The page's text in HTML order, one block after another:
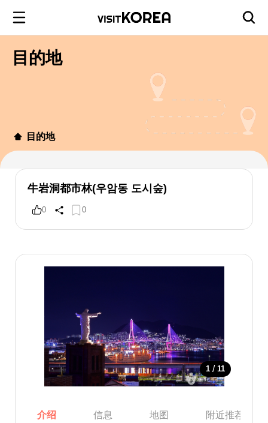
目的地
目的地
牛岩洞都市林(우암동 도시숲)
0 0
1 / 11
介绍 信息 地图 附近推荐景点